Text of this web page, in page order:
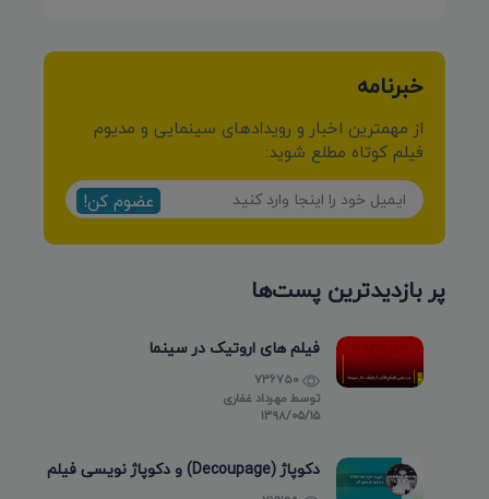
خبرنامه
از مهمترین اخبار و رویدادهای سینمایی و مدیوم
فیلم کوتاه مطلع شوید:
عضوم کن!
پر بازدیدترین پست‌ها
فیلم های اروتیک در سینما
توسط مهرداد غفاری
۱۳۹۸/۰۵/۱۵
دکوپاژ (Decoupage) و دکوپاژ نویسی فیلم